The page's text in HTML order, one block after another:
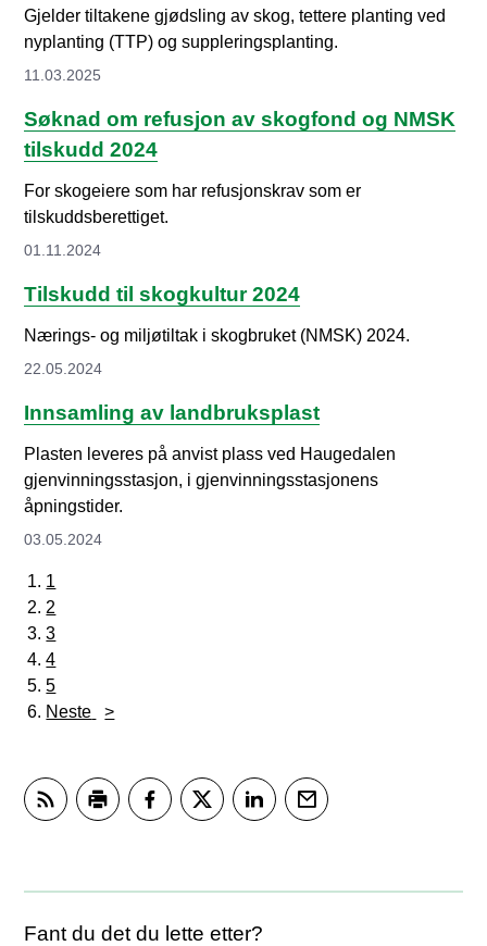
Gjelder tiltakene gjødsling av skog, tettere planting ved
nyplanting (TTP) og suppleringsplanting.
11.03.2025
Søknad om refusjon av skogfond og NMSK
tilskudd 2024
For skogeiere som har refusjonskrav som er
tilskuddsberettiget.
01.11.2024
Tilskudd til skogkultur 2024
Nærings- og miljøtiltak i skogbruket (NMSK) 2024.
22.05.2024
Innsamling av landbruksplast
Plasten leveres på anvist plass ved Haugedalen
gjenvinningsstasjon, i gjenvinningsstasjonens
åpningstider.
03.05.2024
1
2
3
4
5
Neste
Fant du det du lette etter?